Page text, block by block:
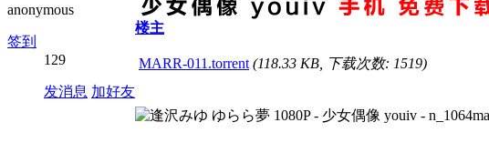
anonymous
签到
129
发消息 加好友
楼主
MARR-011.torrent (118.33 KB, 下载次数: 1519)